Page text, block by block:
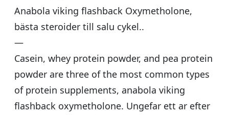
Anabola viking flashback Oxymetholone,
bästa steroider till salu cykel..
—
Casein, whey protein powder, and pea protein
powder are three of the most common types
of protein supplements, anabola viking
flashback oxymetholone. Ungefar ett ar efter